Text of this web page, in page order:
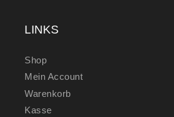
LINKS
Shop
Mein Account
Warenkorb
Kasse